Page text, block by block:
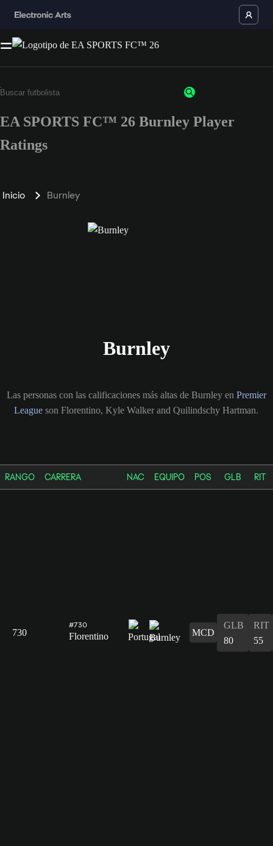
EA SPORTS FC™ 26 Burnley Player
Ratings
Inicio Burnley
Burnley
Las personas con las calificaciones más altas de Burnley en Premier
League son Florentino, Kyle Walker and Quilindschy Hartman.
RANGO CARRERA NAC EQUIPO POS GLB RIT
730
#730
Florentino MCD
GLB
80
RIT
55